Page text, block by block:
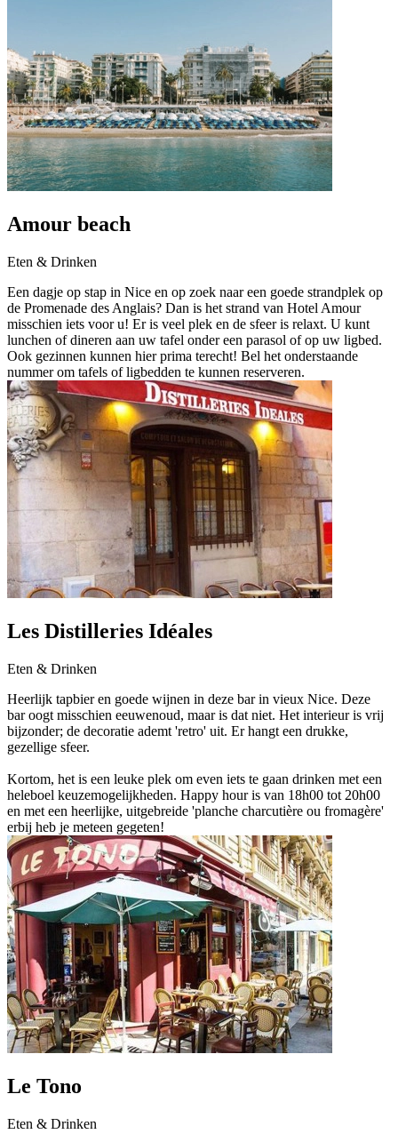
Amour beach
Eten & Drinken
Een dagje op stap in Nice en op zoek naar een goede strandplek op
de Promenade des Anglais? Dan is het strand van Hotel Amour
misschien iets voor u! Er is veel plek en de sfeer is relaxt. U kunt
lunchen of dineren aan uw tafel onder een parasol of op uw ligbed.
Ook gezinnen kunnen hier prima terecht! Bel het onderstaande
nummer om tafels of ligbedden te kunnen reserveren.
Les Distilleries Idéales
Eten & Drinken
Heerlijk tapbier en goede wijnen in deze bar in vieux Nice. Deze
bar oogt misschien eeuwenoud, maar is dat niet. Het interieur is vrij
bijzonder; de decoratie ademt 'retro' uit. Er hangt een drukke,
gezellige sfeer.
Kortom, het is een leuke plek om even iets te gaan drinken met een
heleboel keuzemogelijkheden. Happy hour is van 18h00 tot 20h00
en met een heerlijke, uitgebreide 'planche charcutière ou fromagère'
erbij heb je meteen gegeten!
Le Tono
Eten & Drinken